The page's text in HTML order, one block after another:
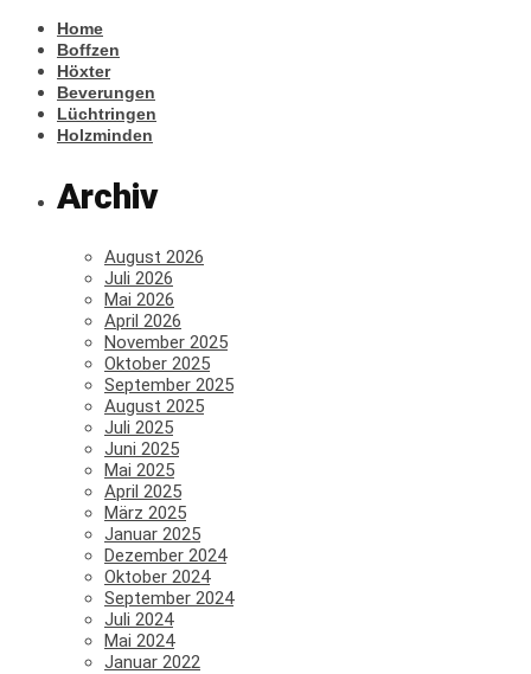
Home
Boffzen
Höxter
Beverungen
Lüchtringen
Holzminden
Archiv
August 2026
Juli 2026
Mai 2026
April 2026
November 2025
Oktober 2025
September 2025
August 2025
Juli 2025
Juni 2025
Mai 2025
April 2025
März 2025
Januar 2025
Dezember 2024
Oktober 2024
September 2024
Juli 2024
Mai 2024
Januar 2022